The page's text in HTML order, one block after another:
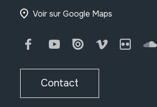
Voir sur Google Maps
FacebookYoutubeIssuu Vimeo Flickr
Contact